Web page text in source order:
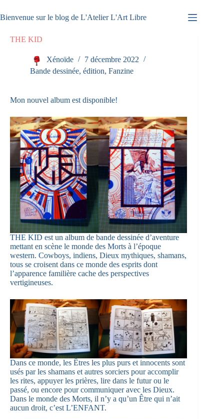
au
contenu
Bienvenue sur le blog de L'Atelier L'Art Libre
THE KID
Xénoïde
7 décembre 2022
Bande dessinée, édition, Fanzine
Mon nouvel album est disponible!
THE KID est un album de bande dessinée d’aventure
mettant en scène le monde des Morts à l’époque
western. Cowboys, indiens, Dieux mythiques, shamans,
tous se croisent dans ce monde des esprits dont
l’apparence familière cache des perspectives
vertigineuses.
Dans ce monde, les Êtres les plus purs et innocents sont
usés par les shamans et autres sorciers pour accomplir
les rites, appuyer les prières, lire dans le futur ou le
passé, ou encore pour communiquer avec les Dieux.
Dans le monde des Morts, il n’y a qu’un Être qui n’ait
aucun droit, c’est L’ENFANT.